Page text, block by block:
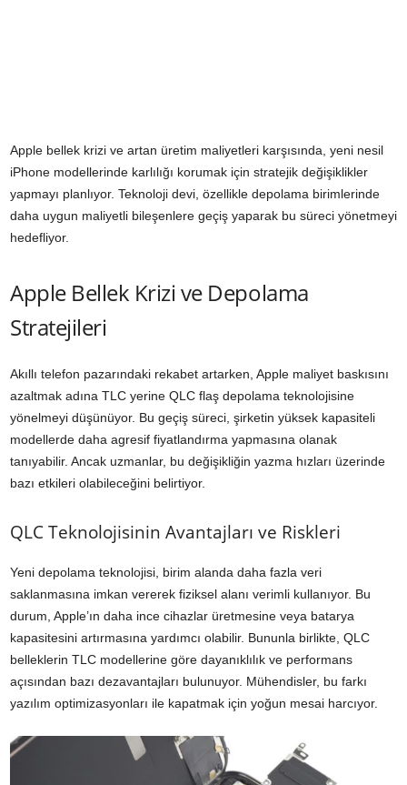
Apple bellek krizi ve artan üretim maliyetleri karşısında, yeni nesil
iPhone modellerinde karlılığı korumak için stratejik değişiklikler
yapmayı planlıyor. Teknoloji devi, özellikle depolama birimlerinde
daha uygun maliyetli bileşenlere geçiş yaparak bu süreci yönetmeyi
hedefliyor.
Apple Bellek Krizi ve Depolama
Stratejileri
Akıllı telefon pazarındaki rekabet artarken, Apple maliyet baskısını
azaltmak adına TLC yerine QLC flaş depolama teknolojisine
yönelmeyi düşünüyor. Bu geçiş süreci, şirketin yüksek kapasiteli
modellerde daha agresif fiyatlandırma yapmasına olanak
tanıyabilir. Ancak uzmanlar, bu değişikliğin yazma hızları üzerinde
bazı etkileri olabileceğini belirtiyor.
QLC Teknolojisinin Avantajları ve Riskleri
Yeni depolama teknolojisi, birim alanda daha fazla veri
saklanmasına imkan vererek fiziksel alanı verimli kullanıyor. Bu
durum, Apple’ın daha ince cihazlar üretmesine veya batarya
kapasitesini artırmasına yardımcı olabilir. Bununla birlikte, QLC
belleklerin TLC modellerine göre dayanıklılık ve performans
açısından bazı dezavantajları bulunuyor. Mühendisler, bu farkı
yazılım optimizasyonları ile kapatmak için yoğun mesai harcıyor.